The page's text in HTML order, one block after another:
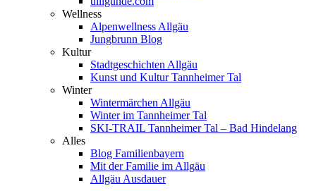
Wellness
Alpenwellness Allgäu
Jungbrunn Blog
Kultur
Stadtgeschichten Allgäu
Kunst und Kultur Tannheimer Tal
Winter
Wintermärchen Allgäu
Winter im Tannheimer Tal
SKI-TRAIL Tannheimer Tal – Bad Hindelang
Alles
Blog Familienbayern
Mit der Familie im Allgäu
Allgäu Ausdauer